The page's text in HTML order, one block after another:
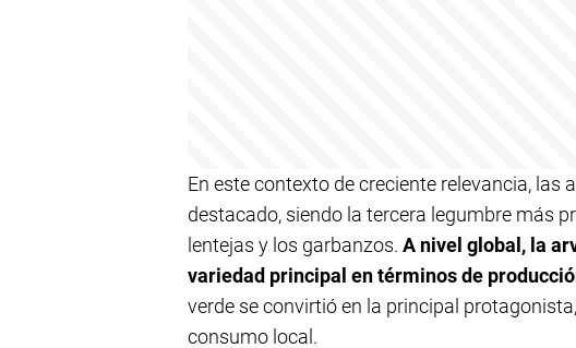
En este contexto de creciente relevancia, las
destacado, siendo la tercera legumbre más
lentejas y los garbanzos. A nivel global, la
variedad principal en términos de
verde se convirtió en la principal
consumo local.